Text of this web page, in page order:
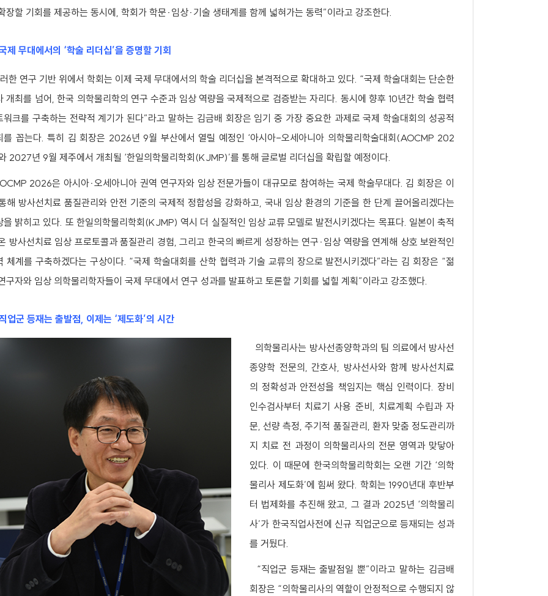
장할 기회를 제공하는 동시에, 학회가 학문·임상·기술 생태계를 함께 넓혀가는 동력”이라고 강조한다.
무대에서의 ‘학술 리더십’을 증명할 기회
한 연구 기반 위에서 학회는 이제 국제 무대에서의 학술 리더십을 본격적으로 확대하고 있다. “국제 학술대회는 단순한
개최를 넘어, 한국 의학물리학의 연구 수준과 임상 역량을 국제적으로 검증받는 자리다. 동시에 향후 10년간 학술 협력
워크를 구축하는 전략적 계기가 된다”라고 말하는 김금배 회장은 임기 중 가장 중요한 과제로 국제 학술대회의 성공적
를 꼽는다. 특히 김 회장은 2026년 9월 부산에서 열릴 예정인 ‘아시아-오세아니아 의학물리학술대회(AOCMP 202
2027년 9월 제주에서 개최될 ‘한일의학물리학회(KJMP)’를 통해 글로벌 리더십을 확립할 예정이다.
2026은 아시아·오세아니아 권역 연구자와 임상 전문가들이 대규모로 참여하는 국제 학술무대다. 김 회장은 이
해 방사선치료 품질관리와 안전 기준의 국제적 정합성을 강화하고, 국내 임상 환경의 기준을 한 단계 끌어올리겠다는
을 밝히고 있다. 또 한일의학물리학회(KJMP) 역시 더 실질적인 임상 교류 모델로 발전시키겠다는 목표다. 일본이 축적
방사선치료 임상 프로토콜과 품질관리 경험, 그리고 한국의 빠르게 성장하는 연구·임상 역량을 연계해 상호 보완적인
체계를 구축하겠다는 구상이다. “국제 학술대회를 산학 협력과 기술 교류의 장으로 발전시키겠다”라는 김 회장은 “젊
구자와 임상 의학물리학자들이 국제 무대에서 연구 성과를 발표하고 토론할 기회를 넓힐 계획”이라고 강조했다.
업군 등재는 출발점, 이제는 ‘제도화’의 시간
의학물리사는 방사선종양학과의 팀 의료에서 방사선
종양학 전문의, 간호사, 방사선사와 함께 방사선치료
의 정확성과 안전성을 책임지는 핵심 인력이다. 장비
인수검사부터 치료기 사용 준비, 치료계획 수립과 자
문, 선량 측정, 주기적 품질관리, 환자 맞춤 정도관리까
지 치료 전 과정이 의학물리사의 전문 영역과 맞닿아
있다. 이 때문에 한국의학물리학회는 오랜 기간 ‘의학
물리사 제도화’에 힘써 왔다. 학회는 1990년대 후반부
터 법제화를 추진해 왔고, 그 결과 2025년 ‘의학물리
사’가 한국직업사전에 신규 직업군으로 등재되는 성과
를 거뒀다.
“직업군 등재는 출발점일 뿐”이라고 말하는 김금배
회장은 “의학물리사의 역할이 안정적으로 수행되지 않